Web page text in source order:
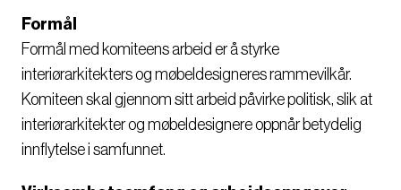
Formål
Formål med komiteens arbeid er å styrke
interiørarkitekters og møbeldesigneres rammevilkår.
Komiteen skal gjennom sitt arbeid påvirke politisk, slik at
interiørarkitekter og møbeldesignere oppnår betydelig
innflytelse i samfunnet.